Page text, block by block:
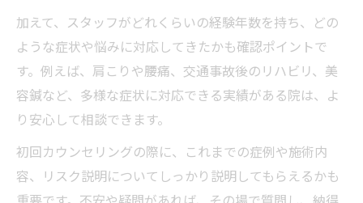
鍼灸整骨院の施術がもたらす効果と安心感
通院で体感する鍼灸整骨院の痛み改善サポ
ート
鍼灸整骨院での肩こり腰痛対策の流れと特
徴
加えて、スタッフがどれくらいの経験年数を持ち、どの
ような症状や悩みに対応してきたかも確認ポイントで
す。例えば、肩こりや腰痛、交通事故後のリハビリ、美
容鍼など、多様な症状に対応できる実績がある院は、よ
り安心して相談できます。
初回カウンセリングの際に、これまでの症例や施術内
容、リスク説明についてしっかり説明してもらえるかも